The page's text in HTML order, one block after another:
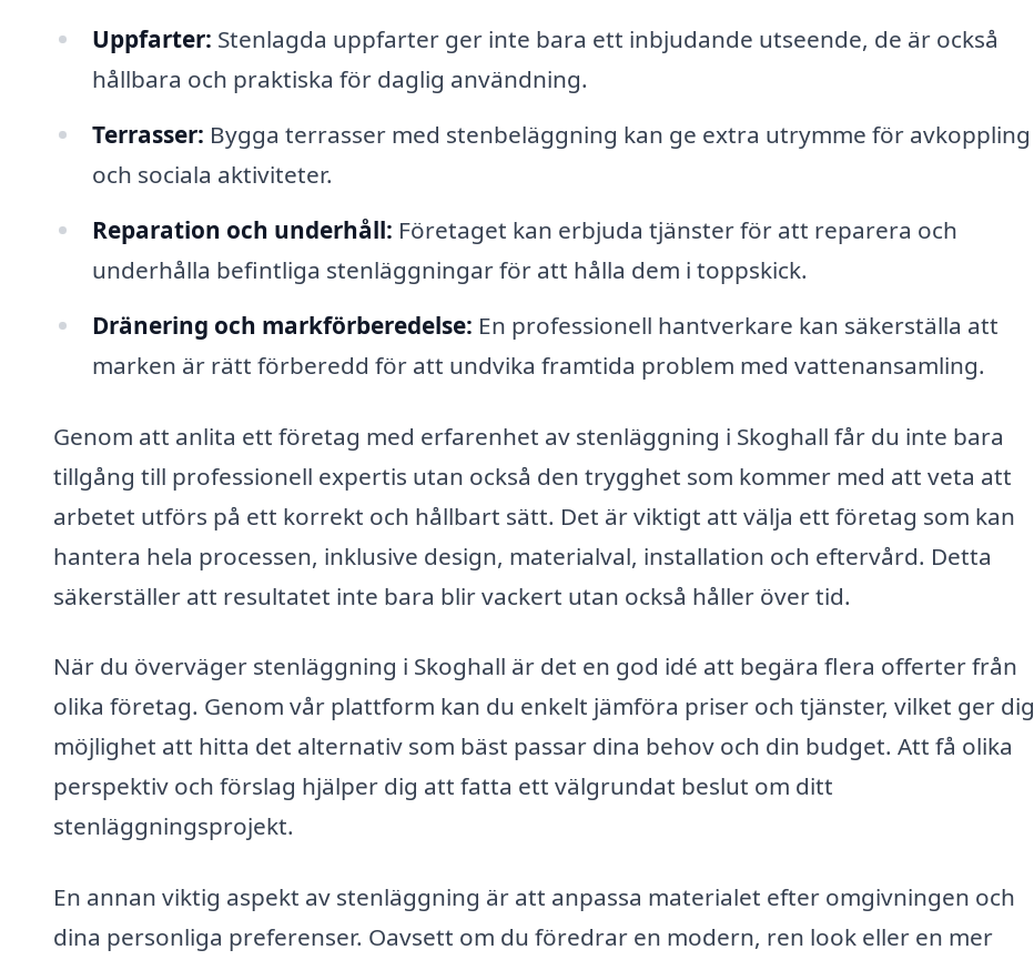
Uppfarter: Stenlagda uppfarter ger inte bara ett inbjudande utseende, de är också
hållbara och praktiska för daglig användning.
Terrasser: Bygga terrasser med stenbeläggning kan ge extra utrymme för avkoppling
och sociala aktiviteter.
Reparation och underhåll: Företaget kan erbjuda tjänster för att reparera och
underhålla befintliga stenläggningar för att hålla dem i toppskick.
Dränering och markförberedelse: En professionell hantverkare kan säkerställa att
marken är rätt förberedd för att undvika framtida problem med vattenansamling.
Genom att anlita ett företag med erfarenhet av stenläggning i Skoghall får du inte bara
tillgång till professionell expertis utan också den trygghet som kommer med att veta att
arbetet utförs på ett korrekt och hållbart sätt. Det är viktigt att välja ett företag som kan
hantera hela processen, inklusive design, materialval, installation och eftervård. Detta
säkerställer att resultatet inte bara blir vackert utan också håller över tid.
När du överväger stenläggning i Skoghall är det en god idé att begära flera offerter från
olika företag. Genom vår plattform kan du enkelt jämföra priser och tjänster, vilket ger dig
möjlighet att hitta det alternativ som bäst passar dina behov och din budget. Att få olika
perspektiv och förslag hjälper dig att fatta ett välgrundat beslut om ditt
stenläggningsprojekt.
En annan viktig aspekt av stenläggning är att anpassa materialet efter omgivningen och
dina personliga preferenser. Oavsett om du föredrar en modern, ren look eller en mer